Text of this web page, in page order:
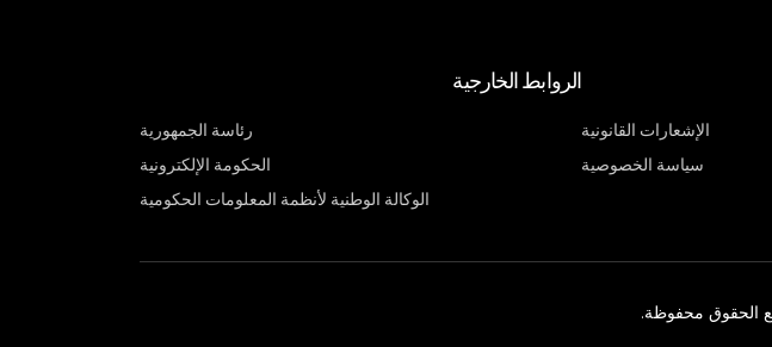
الإشعارات القانونية
سياسة الخصوصية
الروابط الخارجية
رئاسة الجمهورية
الحكومة الإلكترونية
الوكالة الوطنية لأنظمة المعلومات الحكومية
الحقوق محفوظة.